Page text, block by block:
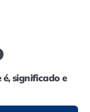
significado e